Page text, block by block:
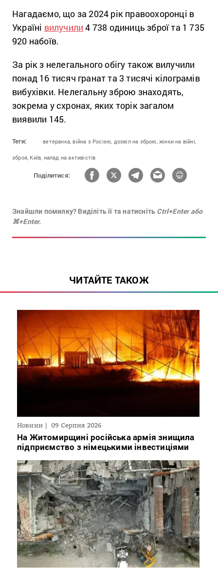
Нагадаємо, що за 2024 рік правоохоронці в
Україні вилучили 4 738 одиниць зброї та 1 735
920 набоїв.
За рік з нелегального обігу також вилучили
понад 16 тисяч гранат та 3 тисячі кілограмів
вибухівки. Нелегальну зброю знаходять,
зокрема у схронах, яких торік загалом
виявили 145.
Теги: ветеранка, війна з Росією, дозвіл на зброю, жінки на війні,
зброя, Київ, напад на активістів
Поділитися:
Знайшли помилку? Виділіть її та натисніть Ctrl+Enter або
⌘+Enter.
ЧИТАЙТЕ ТАКОЖ
Новини 09 Серпня 2026
На Житомирщині російська армія знищила
підприємство з німецькими інвестиціями